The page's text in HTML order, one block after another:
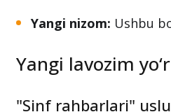
Yangi nizom: Ushbu
Yangi lavozim
"Sinf rahbarlari"